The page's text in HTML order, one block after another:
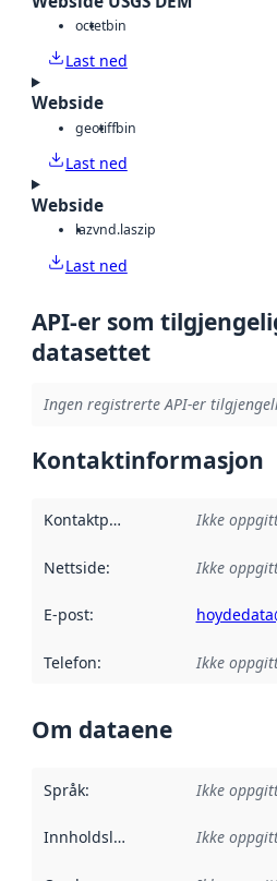
octetbin
Last ned
Webside
geotiffbin
Last ned
Webside
lazvnd.laszip
Last ned
API-er som
datasettet
Ingen registrerte API-er
Kontaktinformasjon
Kontaktpunkt Ikke
Nettside: Ikke
E-post:
Telefon: Ikke
Om dataene
Språk: Ikke
Innholdsleverandører :
Ikke